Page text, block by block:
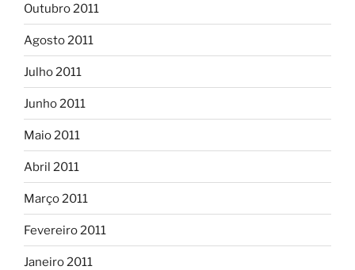
Outubro 2011
Agosto 2011
Julho 2011
Junho 2011
Maio 2011
Abril 2011
Março 2011
Fevereiro 2011
Janeiro 2011